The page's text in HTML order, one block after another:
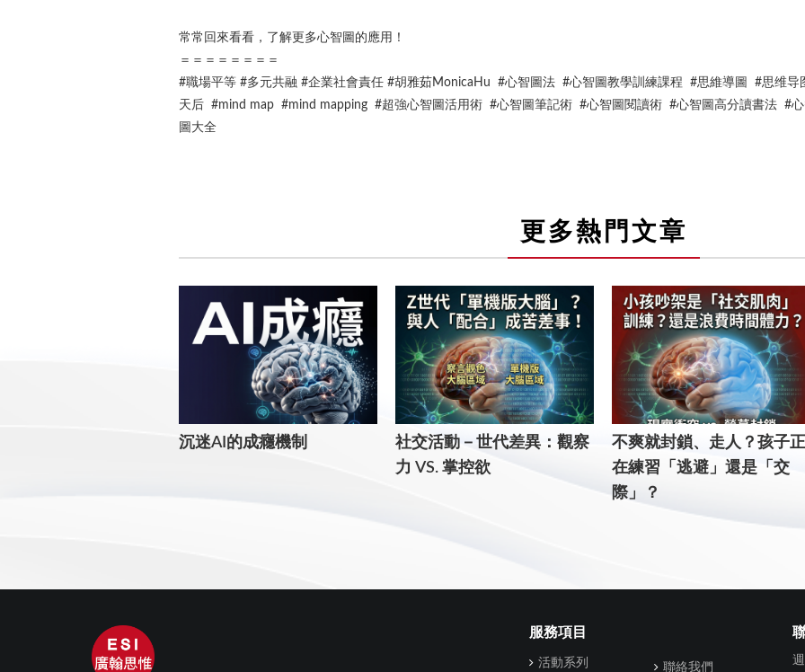
常常回來看看，了解更多心智圖的應用！
＝＝＝＝＝＝＝＝
#職場平等 #多元共融 #企業社會責任 #胡雅茹MonicaHu #心智圖法 #心智圖教學訓練課程 #思維導圖 #思维
天后 #mind map #mind mapping #超強心智圖活用術 #心智圖筆記術 #心智圖閱讀術 #心智圖高分讀書法 #
圖大全
更多熱門文章
沉迷AI的成癮機制
社交活動－世代差異：觀察
力 VS. 掌控欲
不爽就封鎖、走人？孩子
在練習「逃避」還是「交
際」？
服務項目
活動系列 聯絡我們